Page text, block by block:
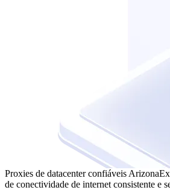
Proxies de datacenter confiáveis Arizona
de conectividade de internet consistente e